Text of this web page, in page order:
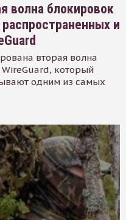
волна блокировок
и
вторая волна
который
одним из самых